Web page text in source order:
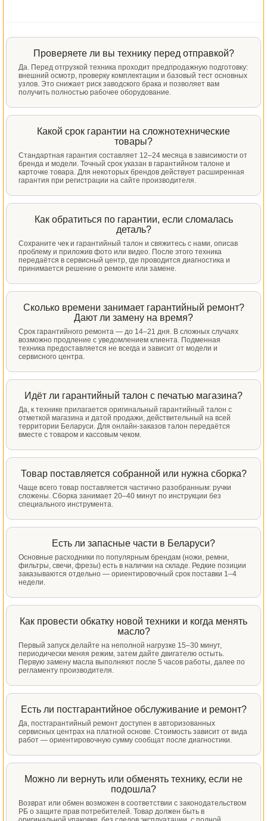
Проверяете ли вы технику перед отправкой?
Да. Перед отгрузкой техника проходит предпродажную подготовку:
внешний осмотр, проверку комплектации и базовый тест основных
узлов. Это снижает риск заводского брака и позволяет вам
получить полностью рабочее оборудование.
Какой срок гарантии на сложнотехнические
товары?
Стандартная гарантия составляет 12–24 месяца в зависимости от
бренда и модели. Точный срок указан в гарантийном талоне и
карточке товара. Для некоторых брендов действует расширенная
гарантия при регистрации на сайте производителя.
Как обратиться по гарантии, если сломалась
деталь?
Сохраните чек и гарантийный талон и свяжитесь с нами, описав
проблему и приложив фото или видео. После этого техника
передаётся в сервисный центр, где проводится диагностика и
принимается решение о ремонте или замене.
Сколько времени занимает гарантийный ремонт?
Дают ли замену на время?
Срок гарантийного ремонта — до 14–21 дня. В сложных случаях
возможно продление с уведомлением клиента. Подменная
техника предоставляется не всегда и зависит от модели и
сервисного центра.
Идёт ли гарантийный талон с печатью магазина?
Да, к технике прилагается оригинальный гарантийный талон с
отметкой магазина и датой продажи, действительный на всей
территории Беларуси. Для онлайн-заказов талон передаётся
вместе с товаром и кассовым чеком.
Товар поставляется собранной или нужна сборка?
Чаще всего товар поставляется частично разобранным: ручки
сложены. Сборка занимает 20–40 минут по инструкции без
специального инструмента.
Есть ли запасные части в Беларуси?
Основные расходники по популярным брендам (ножи, ремни,
фильтры, свечи, фрезы) есть в наличии на складе. Редкие позиции
заказываются отдельно — ориентировочный срок поставки 1–4
недели.
Как провести обкатку новой техники и когда менять
масло?
Первый запуск делайте на неполной нагрузке 15–30 минут,
периодически меняя режим, затем дайте двигателю остыть.
Первую замену масла выполняют после 5 часов работы, далее по
регламенту производителя.
Есть ли постгарантийное обслуживание и ремонт?
Да, постгарантийный ремонт доступен в авторизованных
сервисных центрах на платной основе. Стоимость зависит от вида
работ — ориентировочную сумму сообщат после диагностики.
Можно ли вернуть или обменять технику, если не
подошла?
Возврат или обмен возможен в соответствии с законодательством
РБ о защите прав потребителей. Товар должен быть в